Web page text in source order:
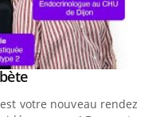
Youtube
votre nouveau rendez-